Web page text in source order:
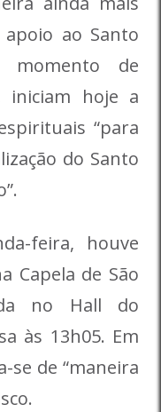
ao Santo
momento de
iniciam hoje a
“para
do Santo
feira, houve
Capela de São
no Hall do
às 13h05. Em
se de “maneira